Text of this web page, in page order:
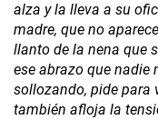
alza y la lleva a su
madre, que no
llanto de la nena que
ese abrazo que nadie
sollozando, pide para
también afloja la